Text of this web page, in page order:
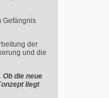
Gefängnis
der
und die
die neue
liegt